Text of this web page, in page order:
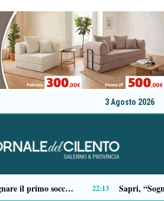
3 Agosto 2026
Scario, Sorrentino: «Barche troppo vicine alla costa della Molara, più controlli» 19:18